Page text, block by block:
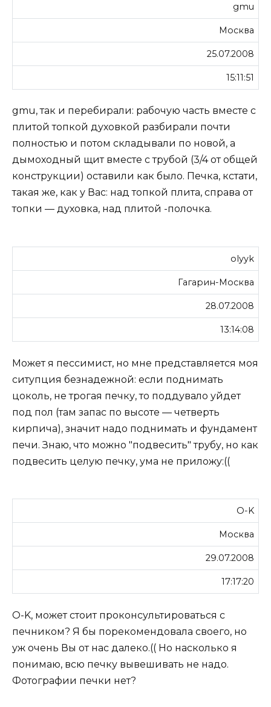
gmu
Москва
25.07.2008
15:11:51
gmu, так и перебирали: рабочую часть вместе с
плитой топкой духовкой разбирали почти
полностью и потом складывали по новой, а
дымоходный щит вместе с трубой (3/4 от общей
конструкции) оставили как было. Печка, кстати,
такая же, как у Вас: над топкой плита, справа от
топки — духовка, над плитой -полочка.
olyyk
Гагарин-Москва
28.07.2008
13:14:08
Может я пессимист, но мне представляется моя
ситупция безнадежной: если поднимать
цоколь, не трогая печку, то поддувало уйдет
под пол (там запас по высоте — четверть
кирпича), значит надо поднимать и фундамент
печи. Знаю, что можно "подвесить" трубу, но как
подвесить целую печку, ума не приложу:((
O-K
Москва
29.07.2008
17:17:20
O-K, может стоит проконсультироваться с
печником? Я бы порекомендовала своего, но
уж очень Вы от нас далеко.(( Но насколько я
понимаю, всю печку вывешивать не надо.
Фотографии печки нет?